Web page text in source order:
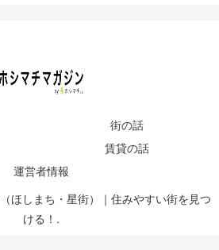
街の話
賃貸の話
運営者情報
ほしまち・星街）｜住みやすい街を見つ
ける！.